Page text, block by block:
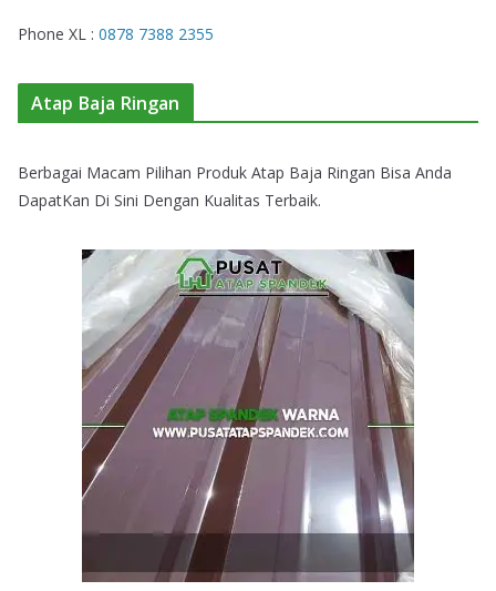
Phone XL : 0878 7388 2355
Atap Baja Ringan
Berbagai Macam Pilihan Produk Atap Baja Ringan Bisa Anda
DapatKan Di Sini Dengan Kualitas Terbaik.